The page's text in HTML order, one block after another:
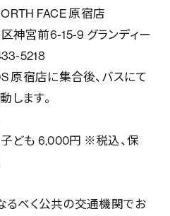
FACE 原宿店
宮前6-15-9 グランディー
5218
原宿店に集合後、バスにて
します。
ども 6,000円 ※税込、保
るべく公共の交通機関でお